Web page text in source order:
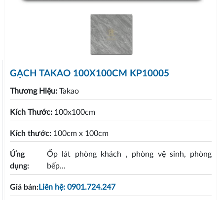
GẠCH TAKAO 100X100CM KP10005
Thương Hiệu: Takao
Kích Thước: 100x100cm
Kích thước: 100cm x 100cm
Ứng
dụng:
Ốp lát phòng khách , phòng vệ sinh, phòng
bếp...
Giá bán:Liên hệ: 0901.724.247